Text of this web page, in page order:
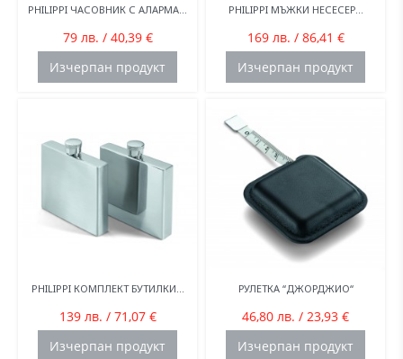
PHILIPPI ЧАСОВНИК С АЛАРМА...
79 лв. / 40,39 €
Изчерпан продукт
PHILIPPI МЪЖКИ НЕСЕСЕР...
169 лв. / 86,41 €
Изчерпан продукт
PHILIPPI КОМПЛЕКТ БУТИЛКИ...
139 лв. / 71,07 €
Изчерпан продукт
РУЛЕТКА “ДЖОРДЖИО“
46,80 лв. / 23,93 €
Изчерпан продукт